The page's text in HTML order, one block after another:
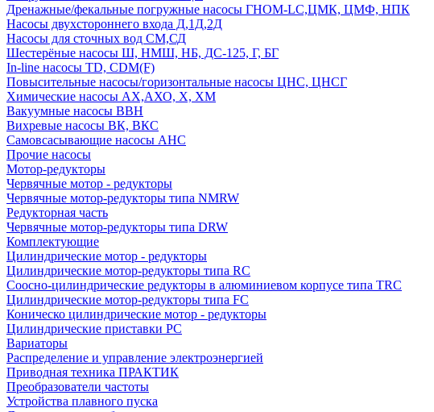
Дренажные/фекальные погружные насосы ГНОМ-LC,ЦМК, ЦМФ, НПК
Насосы двухстороннего входа Д,1Д,2Д
Насосы для сточных вод СМ,СД
Шестерёные насосы Ш, НМШ, НБ, ДС-125, Г, БГ
In-line насосы TD, CDM(F)
Повысительные насосы/горизонтальные насосы ЦНС, ЦНСГ
Химические насосы АХ,АХО, Х, ХМ
Вакуумные насосы ВВН
Вихревые насосы ВК, ВКС
Самовсасывающие насосы АНС
Прочие насосы
Мотор-редукторы
Червячные мотор - редукторы
Червячные мотор-редукторы типа NMRW
Редукторная часть
Червячные мотор-редукторы типа DRW
Комплектующие
Цилиндрические мотор - редукторы
Цилиндрические мотор-редукторы типа RC
Соосно-цилиндрические редукторы в алюминиевом корпусе типа TRC
Цилиндрические мотор-редукторы типа FC
Коническо цилиндрические мотор - редукторы
Цилиндрические приставки PC
Вариаторы
Распределение и управление электроэнергией
Приводная техника ПРАКТИК
Преобразователи частоты
Устройства плавного пуска